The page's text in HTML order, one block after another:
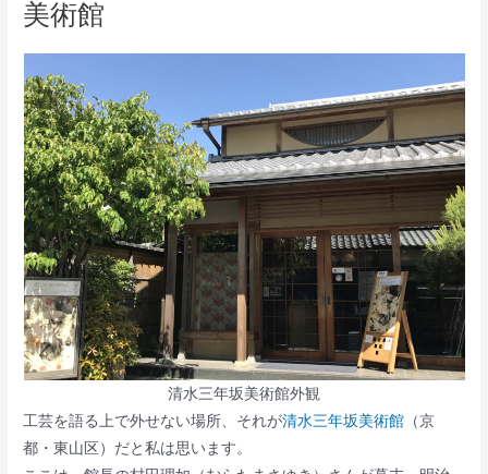
美術館
清水三年坂美術館外観
工芸を語る上で外せない場所、それが清水三年坂美術館 （京
都・東山区）だと私は思います。